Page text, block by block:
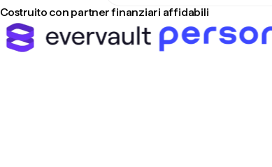
Costruito con partner finanziari affidabili